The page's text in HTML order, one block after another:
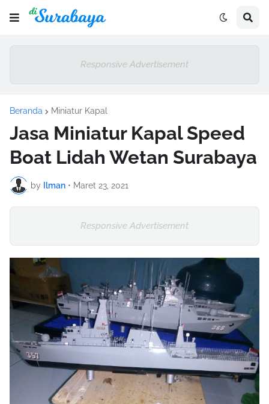
Responsive Advertisement
Beranda Miniatur Kapal
Jasa Miniatur Kapal Speed
Boat Lidah Wetan Surabaya
by Ilman • Maret 23, 2021
Responsive Advertisement